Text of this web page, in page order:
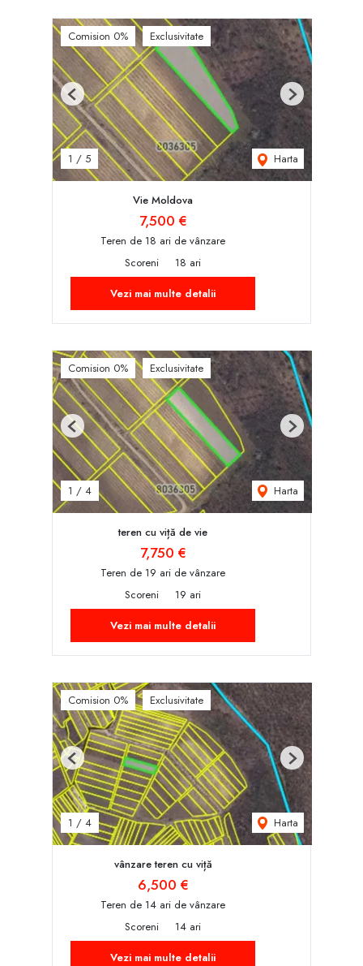
Comision 0% Exclusivitate
1 / 5 Harta
Previous Next
Vie Moldova
7,500 €
Teren de 18 ari de vânzare
Scoreni
18 ari
Vezi mai multe detalii
Comision 0% Exclusivitate
1 / 4 Harta
Previous Next
teren cu viță de vie
7,750 €
Teren de 19 ari de vânzare
Scoreni
19 ari
Vezi mai multe detalii
Comision 0% Exclusivitate
1 / 4 Harta
Previous Next
vânzare teren cu viță
6,500 €
Teren de 14 ari de vânzare
Scoreni
14 ari
Vezi mai multe detalii